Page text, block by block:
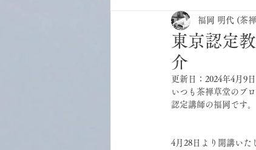
大人の学び 茶道具
東京認定
介
福岡 明代 (茶
更新日： 2024年4月9日
いつも茶禅草堂のブ
認定講師の福岡です。
4月28日より開講いた